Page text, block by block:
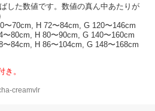
した数値です。数値の真ん中あたりが
70cm, H 72〜84cm, G 120〜146cm
80cm, H 80〜90cm, G 140〜160cm
84cm, H 86〜104cm, G 148〜168cm
。
creamvlr